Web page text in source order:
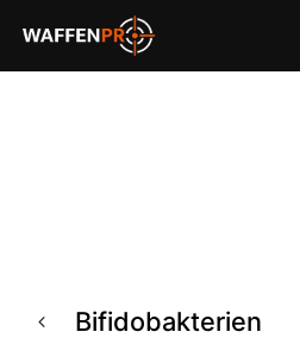
Bifidobakterien